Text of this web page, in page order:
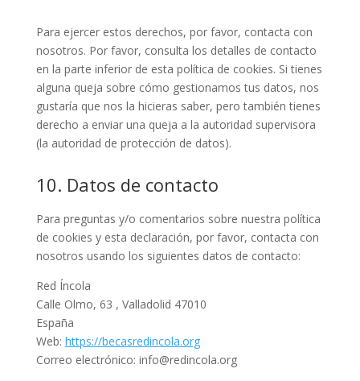
Para ejercer estos derechos, por favor, contacta con
nosotros. Por favor, consulta los detalles de contacto
en la parte inferior de esta política de cookies. Si tienes
alguna queja sobre cómo gestionamos tus datos, nos
gustaría que nos la hicieras saber, pero también tienes
derecho a enviar una queja a la autoridad supervisora
(la autoridad de protección de datos).
10. Datos de contacto
Para preguntas y/o comentarios sobre nuestra política
de cookies y esta declaración, por favor, contacta con
nosotros usando los siguientes datos de contacto:
Red Íncola
Calle Olmo, 63 , Valladolid 47010
España
Web: https://becasredincola.org
Correo electrónico: gro.alocnider@ofni